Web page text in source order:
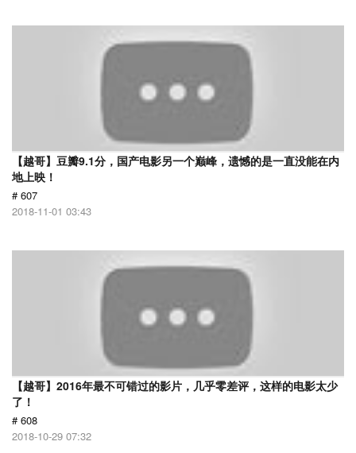
【越哥】豆瓣9.1分，国产电影另一个巅峰，遗憾的是一直没能在内
地上映！
# 607
2018-11-01 03:43
【越哥】2016年最不可错过的影片，几乎零差评，这样的电影太少
了！
# 608
2018-10-29 07:32